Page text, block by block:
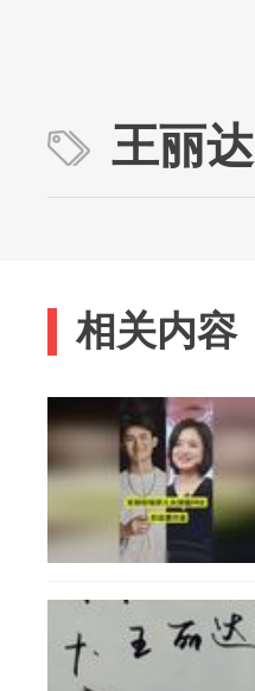
王丽达
相关内容